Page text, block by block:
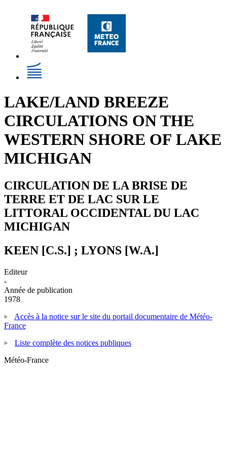
LAKE/LAND BREEZE
CIRCULATIONS ON THE
WESTERN SHORE OF LAKE
MICHIGAN
CIRCULATION DE LA BRISE DE
TERRE ET DE LAC SUR LE
LITTORAL OCCIDENTAL DU LAC
MICHIGAN
KEEN [C.S.] ; LYONS [W.A.]
Editeur
-
Année de publication
1978
Accès à la notice sur le site du portail documentaire de Météo-
France
Liste complète des notices publiques
Météo-France